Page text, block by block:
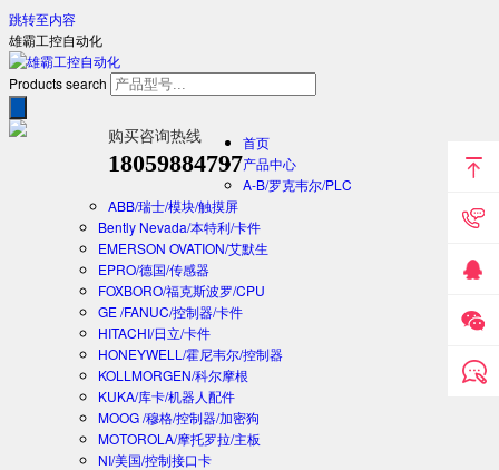
跳转至内容
雄霸工控自动化
Products search
购买咨询热线
18059884797
首页
产品中心
A-B/罗克韦尔/PLC
ABB/瑞士/模块/触摸屏
Bently Nevada/本特利/卡件
EMERSON OVATION/艾默生
EPRO/德国/传感器
FOXBORO/福克斯波罗/CPU
GE /FANUC/控制器/卡件
HITACHI/日立/卡件
HONEYWELL/霍尼韦尔/控制器
KOLLMORGEN/科尔摩根
KUKA/库卡/机器人配件
MOOG /穆格/控制器/加密狗
MOTOROLA/摩托罗拉/主板
NI/美国/控制接口卡